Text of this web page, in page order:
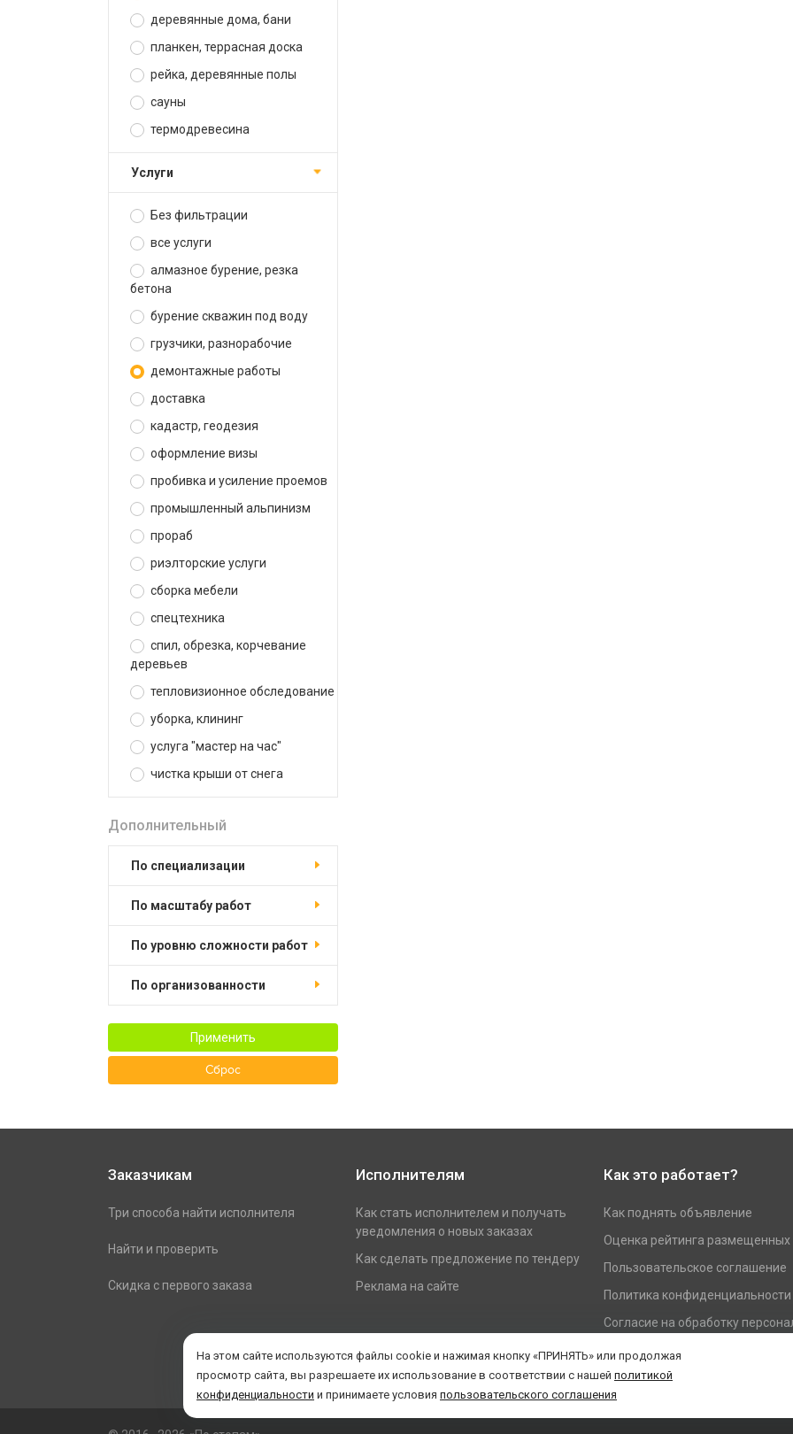
деревянные дома, бани
планкен, террасная доска
рейка, деревянные полы
сауны
термодревесина
услуги
Без фильтрации
все услуги
алмазное бурение, резка
бетона
бурение скважин под воду
грузчики, разнорабочие
демонтажные работы
доставка
кадастр, геодезия
оформление визы
пробивка и усиление проемов
промышленный альпинизм
прораб
риэлторские услуги
сборка мебели
спецтехника
спил, обрезка, корчевание
деревьев
тепловизионное обследование
уборка, клининг
услуга "мастер на час"
чистка крыши от снега
Дополнительный
по специализации
по масштабу работ
по уровню сложности работ
по организованности
Применить
Сброс
Заказчикам
Три способа найти исполнителя
Найти и проверить
Скидка с первого заказа
Исполнителям
Как стать исполнителем и получать
уведомления о новых заказах
Как сделать предложение по тендеру
Реклама на сайте
Как это работает?
Как поднять объявление
Оценка рейтинга размещенных
Пользовательское соглашение
Политика конфиденциальности
Согласие на обработку
На этом сайте используются файлы cookie и нажимая кнопку «ПРИНЯТЬ» или продолжая
просмотр сайта, вы разрешаете их использование в соответствии с нашей политикой
конфиденциальности и принимаете условия пользовательского соглашения